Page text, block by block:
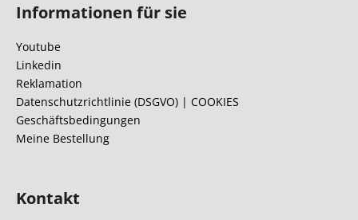
Informationen für sie
Youtube
Linkedin
Reklamation
Datenschutzrichtlinie (DSGVO) | COOKIES
Geschäftsbedingungen
Meine Bestellung
Kontakt